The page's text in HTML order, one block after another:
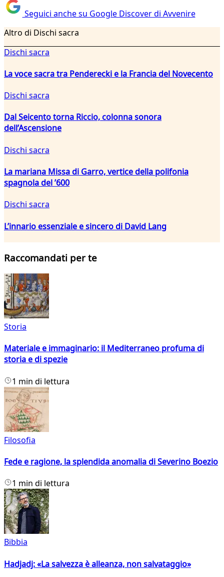
Seguici anche su Google Discover di Avvenire
Altro di Dischi sacra
Dischi sacra
La voce sacra tra Penderecki e la Francia del Novecento
Dischi sacra
Dal Seicento torna Riccio, colonna sonora
dell’Ascensione
Dischi sacra
La mariana Missa di Garro, vertice della polifonia
spagnola del ’600
Dischi sacra
L’innario essenziale e sincero di David Lang
Raccomandati per te
Storia
Materiale e immaginario: il Mediterraneo profuma di
storia e di spezie
1 min di lettura
Filosofia
Fede e ragione, la splendida anomalia di Severino Boezio
1 min di lettura
Bibbia
Hadjadj: «La salvezza è alleanza, non salvataggio»